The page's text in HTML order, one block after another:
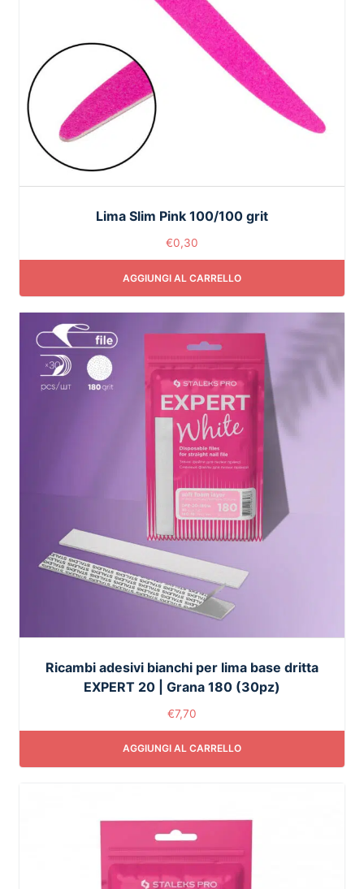
Lima Slim Pink 100/100 grit
€0,30
AGGIUNGI AL CARRELLO
Ricambi adesivi bianchi per lima base dritta
EXPERT 20 | Grana 180 (30pz)
€7,70
AGGIUNGI AL CARRELLO